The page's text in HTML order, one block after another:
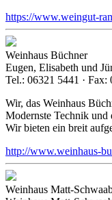
https://www.weingut-
Weinhaus Büchner
Eugen, Elisabeth und
Tel.: 06321 5441 · Fax:
Wir, das Weinhaus
Modernste Technik und
Wir bieten ein breit
http://www.weinhaus-
Weinhaus Matt-